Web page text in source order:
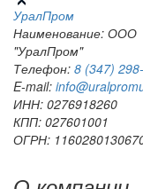
УралПром
Наименование: ООО
"УралПром"
Телефон: 8 (347)
E-mail:
ИНН: 0276918260
КПП: 027601001
ОГРН: